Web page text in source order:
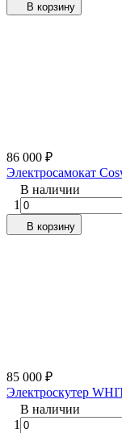
В корзину
86 000 ₽
Электросамокат
В наличии
1
В корзину
85 000 ₽
Электроскутер
В наличии
1